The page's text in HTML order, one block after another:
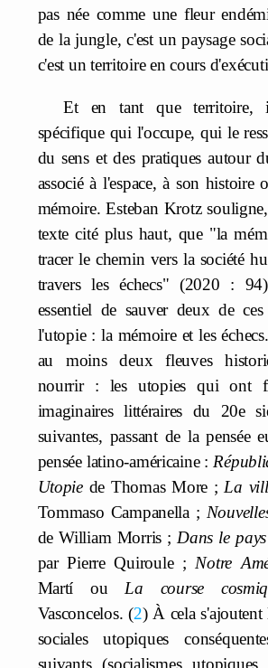
pas née comme une fleur
de la jungle, c'est un paysage
c'est un territoire en cours
Et en tant que
spécifique qui l'occupe, qui le
du sens et des pratiques autour
associé à l'espace, à son histoire
mémoire. Esteban Krotz
texte cité plus haut, que "la
tracer le chemin vers la société
travers les échecs" (2020 :
essentiel de sauver deux de ces
l'utopie : la mémoire et les
au moins deux fleuves
nourrir : les utopies qui ont
imaginaires littéraires du 20e
suivantes, passant de la pensée
pensée latino-américaine :
Utopiede Thomas More ;La
Tommaso Campanella ;
de William Morris ;Dans le
par Pierre Quiroule ;Notre
Martí ouLa course
Vasconcelos. 2 À cela s'ajoutent
sociales utopiques
suivants (socialismes utopiques